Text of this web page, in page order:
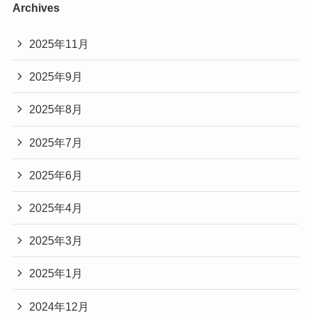
Archives
2025年11月
2025年9月
2025年8月
2025年7月
2025年6月
2025年4月
2025年3月
2025年1月
2024年12月